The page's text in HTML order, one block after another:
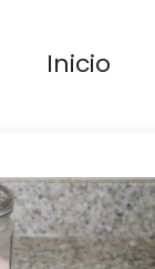
Inicio